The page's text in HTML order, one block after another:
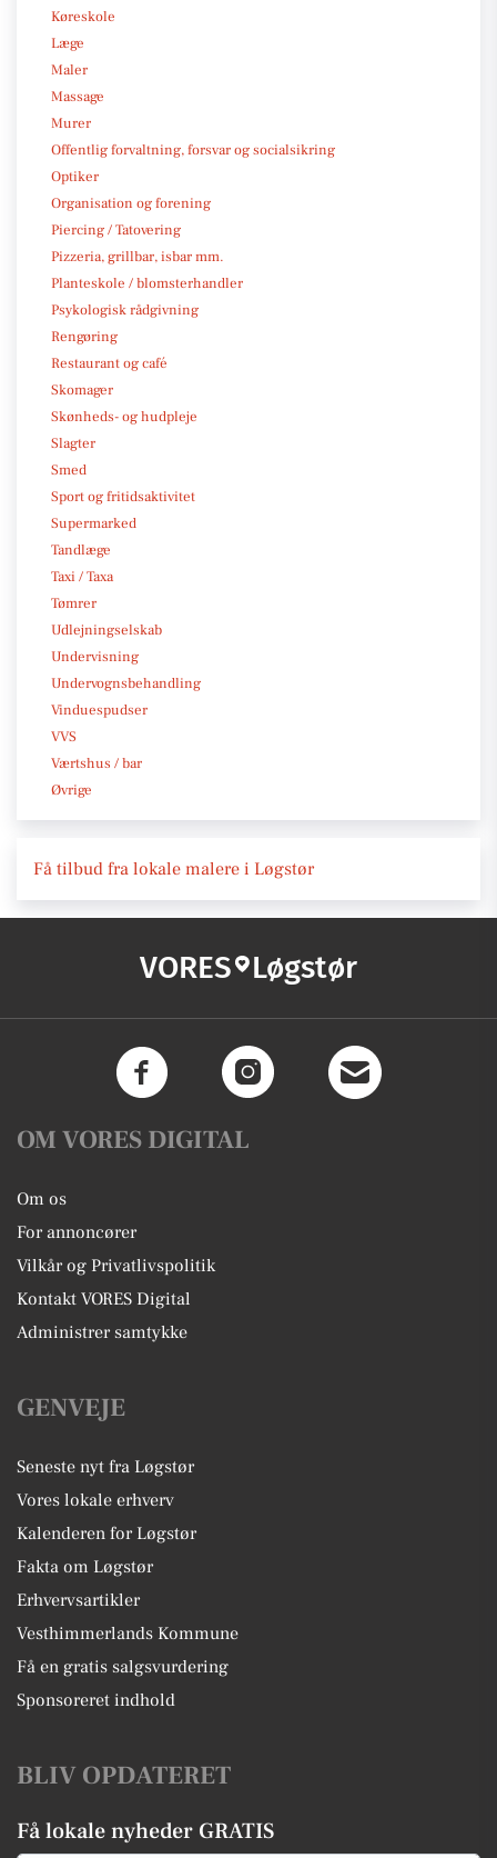
Køreskole
Læge
Maler
Massage
Murer
Offentlig forvaltning, forsvar og socialsikring
Optiker
Organisation og forening
Piercing / Tatovering
Pizzeria, grillbar, isbar mm.
Planteskole / blomsterhandler
Psykologisk rådgivning
Rengøring
Restaurant og café
Skomager
Skønheds- og hudpleje
Slagter
Smed
Sport og fritidsaktivitet
Supermarked
Tandlæge
Taxi / Taxa
Tømrer
Udlejningselskab
Undervisning
Undervognsbehandling
Vinduespudser
VVS
Værtshus / bar
Øvrige
Få tilbud fra lokale malere i Løgstør
VORES Løgstør
OM VORES DIGITAL
Om os
For annoncører
Vilkår og Privatlivspolitik
Kontakt VORES Digital
Administrer samtykke
GENVEJE
Seneste nyt fra Løgstør
Vores lokale erhverv
Kalenderen for Løgstør
Fakta om Løgstør
Erhvervsartikler
Vesthimmerlands Kommune
Få en gratis salgsvurdering
Sponsoreret indhold
BLIV OPDATERET
Få lokale nyheder GRATIS